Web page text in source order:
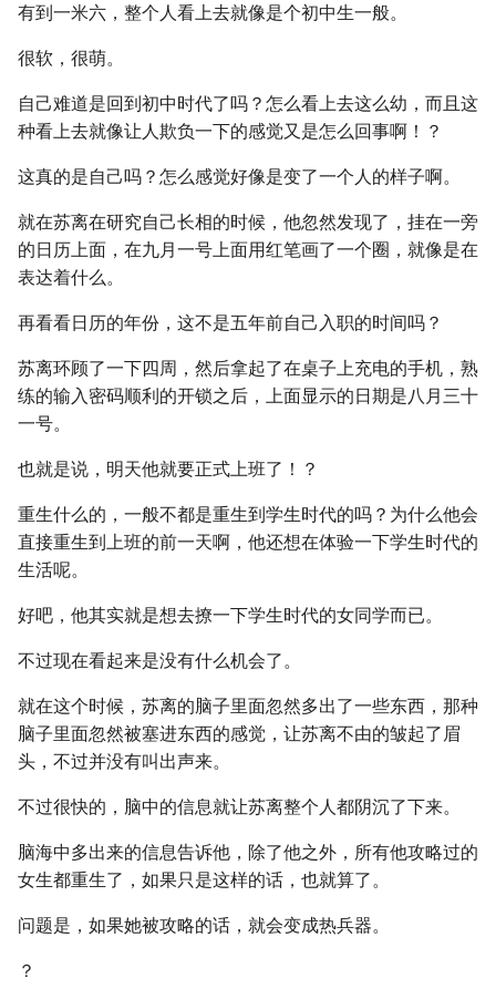
有到一米六，整个人看上去就像是个初中生一般。
很软，很萌。
自己难道是回到初中时代了吗？怎么看上去这么幼，而且这
种看上去就像让人欺负一下的感觉又是怎么回事啊！？
这真的是自己吗？怎么感觉好像是变了一个人的样子啊。
就在苏离在研究自己长相的时候，他忽然发现了，挂在一旁
的日历上面，在九月一号上面用红笔画了一个圈，就像是在
表达着什么。
再看看日历的年份，这不是五年前自己入职的时间吗？
苏离环顾了一下四周，然后拿起了在桌子上充电的手机，熟
练的输入密码顺利的开锁之后，上面显示的日期是八月三十
一号。
也就是说，明天他就要正式上班了！？
重生什么的，一般不都是重生到学生时代的吗？为什么他会
直接重生到上班的前一天啊，他还想在体验一下学生时代的
生活呢。
好吧，他其实就是想去撩一下学生时代的女同学而已。
不过现在看起来是没有什么机会了。
就在这个时候，苏离的脑子里面忽然多出了一些东西，那种
脑子里面忽然被塞进东西的感觉，让苏离不由的皱起了眉
头，不过并没有叫出声来。
不过很快的，脑中的信息就让苏离整个人都阴沉了下来。
脑海中多出来的信息告诉他，除了他之外，所有他攻略过的
女生都重生了，如果只是这样的话，也就算了。
问题是，如果她被攻略的话，就会变成热兵器。
？